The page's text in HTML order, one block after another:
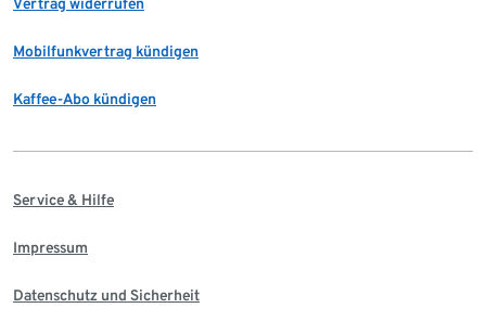
Mobilfunkvertrag kündigen
Kaffee-Abo kündigen
Service & Hilfe
Impressum
Datenschutz und Sicherheit